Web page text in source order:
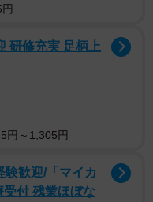
い」と、母は、友達の
さなことでも見つけ、
求められ、手を挙げ
ができず悔しそうにし
は「チャンスの神様に
研修充実 足柄上
円～1,305円
験歓迎/「マイカ
付 残業ほぼな